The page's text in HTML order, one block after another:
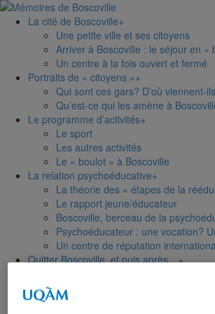
La cité de Boscoville+
Une petite ville et ses citoyens
Arriver à Boscoville : le séjour en «
Un centre à la fois ouvert et fermé
Portraits de « citoyens »+
Qui sont ces gars? D’où viennent-
Qu’est-ce qui les amène à
Le programme d’activités+
Le sport
Les autres activités
Le « boulot » à Boscoville
La relation psychoéducative+
La théorie des « étapes de la
Le rapport jeune/éducateur
Boscoville, berceau de la
Psychoéducateur : une vocation?
Un centre de réputation
Quitter Boscoville,et puis après…+
L’héritage de Boscoville
Revenir à Boscoville : des anciens